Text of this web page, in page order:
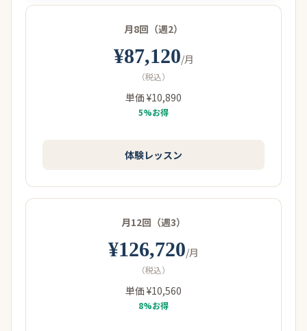
月8回（週2）
¥87,120/月
（税込）
単価 ¥10,890
5%お得
体験レッスン
月12回（週3）
¥126,720/月
（税込）
単価 ¥10,560
8%お得